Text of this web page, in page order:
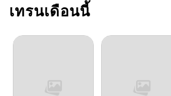
เทรนเดือนนี้